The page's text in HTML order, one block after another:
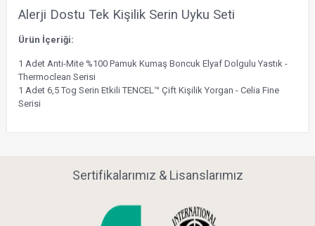
Alerji Dostu Tek Kişilik Serin Uyku Seti
Ürün İçeriği:
1 Adet Anti-Mite %100 Pamuk Kumaş Boncuk Elyaf Dolgulu Yastık -
Thermoclean Serisi
1 Adet 6,5 Tog Serin Etkili TENCEL™ Çift Kişilik Yorgan - Celia Fine
Serisi
Sertifikalarımız & Lisanslarımız